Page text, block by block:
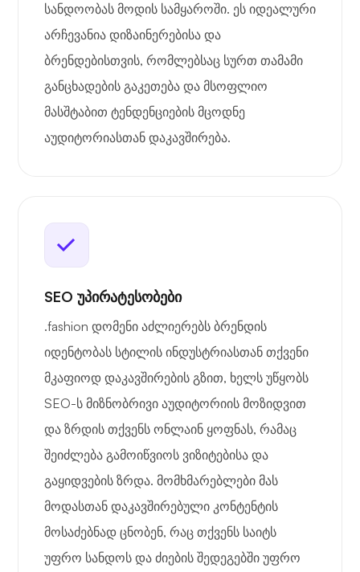
სანდოობას მოდის სამყაროში. ეს იდეალური
არჩევანია დიზაინერებისა და
ბრენდებისთვის, რომლებსაც სურთ თამამი
განცხადების გაკეთება და მსოფლიო
მასშტაბით ტენდენციების მცოდნე
აუდიტორიასთან დაკავშირება.
SEO უპირატესობები
.fashion დომენი აძლიერებს ბრენდის
იდენტობას სტილის ინდუსტრიასთან თქვენი
მკაფიოდ დაკავშირების გზით, ხელს უწყობს
SEO-ს მიზნობრივი აუდიტორიის მოზიდვით
და ზრდის თქვენს ონლაინ ყოფნას, რამაც
შეიძლება გამოიწვიოს ვიზიტებისა და
გაყიდვების ზრდა. მომხმარებლები მას
მოდასთან დაკავშირებული კონტენტის
მოსაძებნად ცნობენ, რაც თქვენს საიტს
უფრო სანდოს და ძიების შედეგებში უფრო